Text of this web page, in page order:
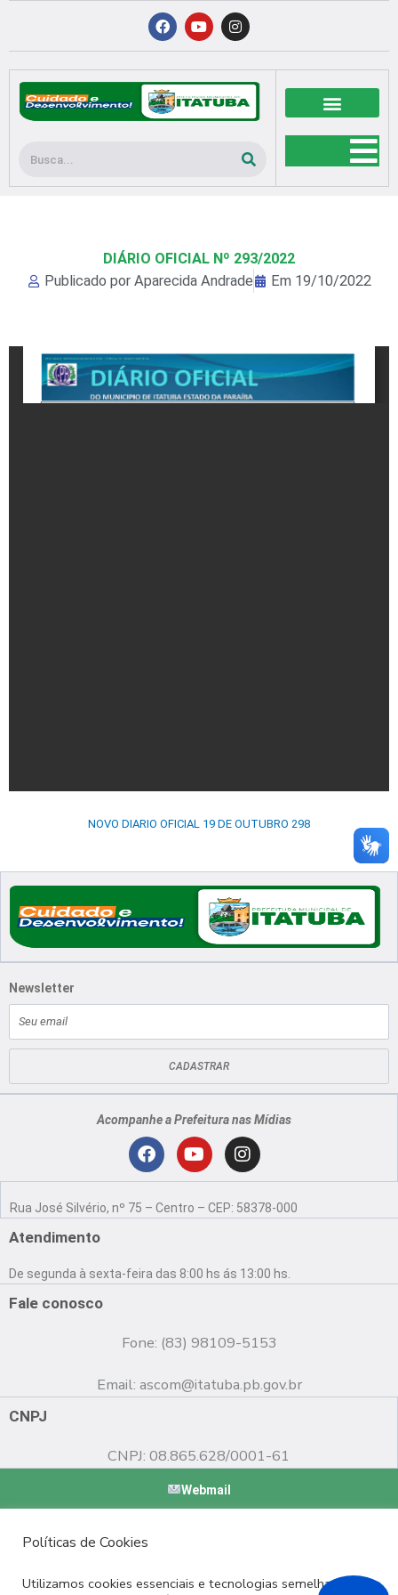
conteúdo
F
a
c
b
o
o
k
Y
o
u
u
b
e
I
n
s
a
g
r
a
Pesquisar
DIÁRIO OFICIAL Nº 293/2022
Publicado por Aparecida Andrade Em 19/10/2022
NOVO DIARIO OFICIAL 19 DE OUTUBRO 298
Newsletter
mail
CADASTRAR
Acompanhe a Prefeitura nas Mídias
F
c
o
o
Y
u
b
e
I
n
s
g
r
Rua José Silvério, nº 75 – Centro – CEP: 58378-000
Atendimento
De segunda à sexta-feira das 8:00 hs ás 13:00 hs.
Fale conosco
Fone: (83) 98109-5153
Email: ascom@itatuba.pb.gov.br
CNPJ
CNPJ: 08.865.628/0001-61
Webmail
Políticas de Cookies
Utilizamos cookies essenciais e tecnologias semelhantes de